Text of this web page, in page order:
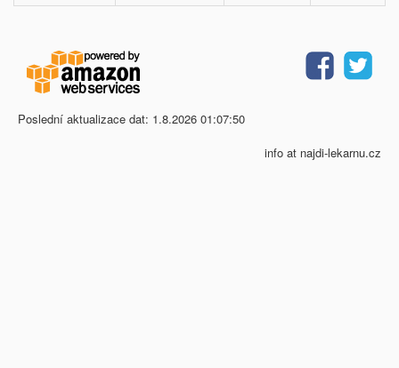
Poslední aktualizace dat: 1.8.2026 01:07:50
info at najdi-lekarnu.cz